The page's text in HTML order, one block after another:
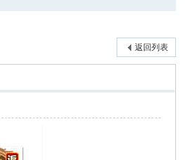
返回列表